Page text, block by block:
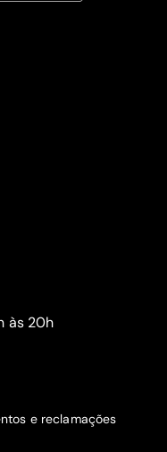
às 20h
e reclamações